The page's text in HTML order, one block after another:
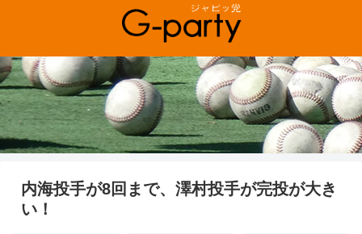
内海投手が8回まで、澤村投手が完投が大き
い！